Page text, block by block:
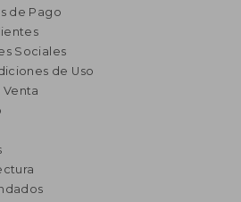
de Pago
Sociales
de Uso